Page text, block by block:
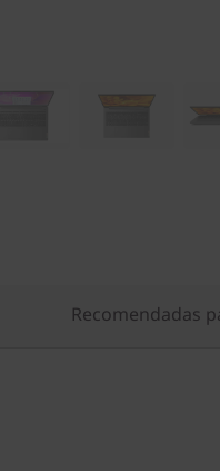
Recomendadas